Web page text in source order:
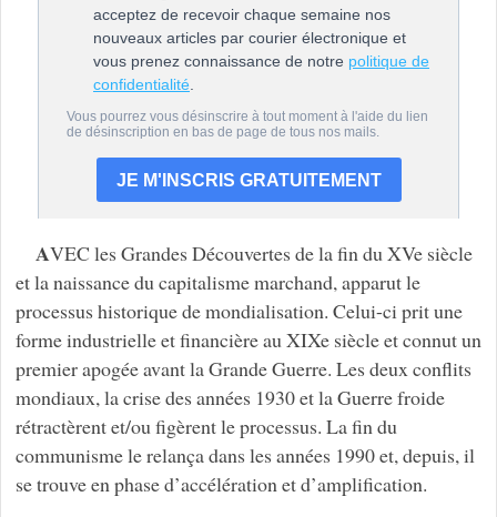
AVEC les Grandes Découvertes de la fin du XVe siècle
et la naissance du capitalisme marchand, apparut le
processus historique de mondialisation. Celui-ci prit une
forme industrielle et financière au XIXe siècle et connut un
premier apogée avant la Grande Guerre. Les deux conflits
mondiaux, la crise des années 1930 et la Guerre froide
rétractèrent et/ou figèrent le processus. La fin du
communisme le relança dans les années 1990 et, depuis, il
se trouve en phase d’accélération et d’amplification.